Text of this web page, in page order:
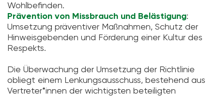
Wohlbefinden.
Prävention von Missbrauch und Belästigung:
Umsetzung präventiver Maßnahmen, Schutz der
Hinweisgebenden und Förderung einer Kultur des
Respekts.
Die Überwachung der Umsetzung der Richtlinie
obliegt einem Lenkungsausschuss, bestehend aus
Vertreter*innen der wichtigsten beteiligten